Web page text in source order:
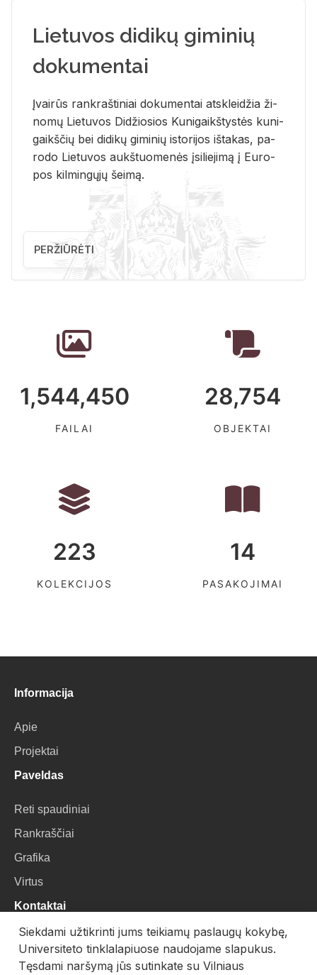
Lietuvos didikų giminių
dokumentai
Įvai­rūs rank­raš­ti­niai do­ku­men­tai at­sklei­džia ži­
no­mų Lie­tu­vos Di­džio­sios Ku­ni­gaikš­tys­tės ku­ni­
gaikš­čių bei di­di­kų gi­mi­nių is­to­ri­jos iš­ta­kas, pa­
ro­do Lie­tu­vos aukš­tuo­me­nės įsi­lie­ji­mą į Eu­ro­
pos kil­min­gų­jų šei­mą.
PERŽIŪRĖTI
1,544,450
FAILAI
28,754
OBJEKTAI
223
KOLEKCIJOS
14
PASAKOJIMAI
Informacija
Apie
Projektai
Paveldas
Reti spaudiniai
Rankraščiai
Grafika
Virtus
Kontaktai
VU Biblioteka
Universiteto g. 3, LT-01122, Vilnius
Siekdami užtikrinti jums teikiamų paslaugų kokybę,
Universiteto tinklalapiuose naudojame slapukus.
Tęsdami naršymą jūs sutinkate su Vilniaus